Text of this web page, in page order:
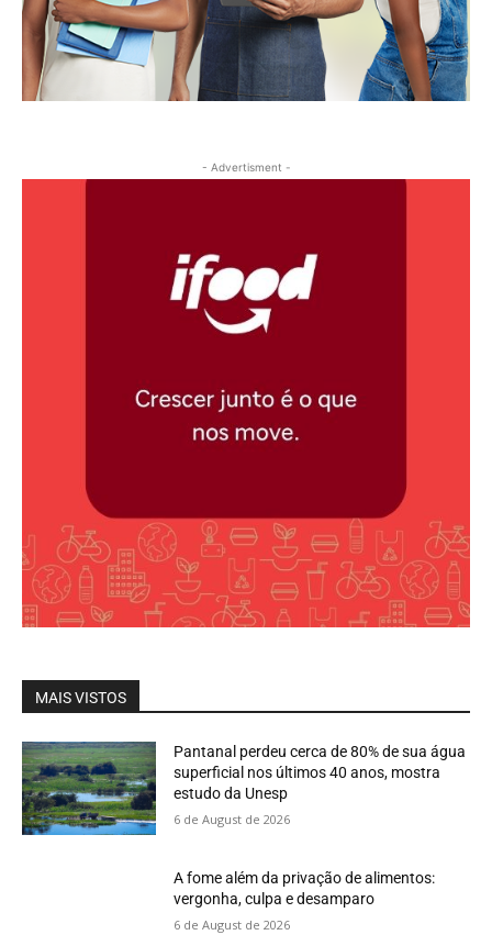
- Advertisment -
MAIS VISTOS
Pantanal perdeu cerca de 80% de sua água
superficial nos últimos 40 anos, mostra
estudo da Unesp
6 de August de 2026
A fome além da privação de alimentos:
vergonha, culpa e desamparo
6 de August de 2026